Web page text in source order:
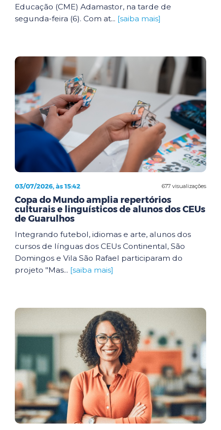
Educação (CME) Adamastor, na tarde de
segunda-feira (6). Com at... [saiba mais]
677 visualizações
03/07/2026, às 15:42
Copa do Mundo amplia repertórios
culturais e linguísticos de alunos dos CEUs
de Guarulhos
Integrando futebol, idiomas e arte, alunos dos
cursos de línguas dos CEUs Continental, São
Domingos e Vila São Rafael participaram do
projeto "Mas... [saiba mais]